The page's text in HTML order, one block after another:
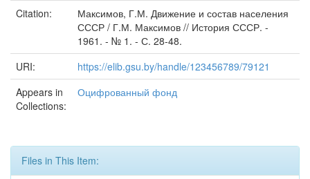
Citation:
Максимов, Г.М. Движение и состав населения
СССР / Г.М. Максимов // История СССР. -
1961. - № 1. - С. 28-48.
URI:
https://elib.gsu.by/handle/123456789/79121
Appears in
Collections:
Оцифрованный фонд
Files in This Item: